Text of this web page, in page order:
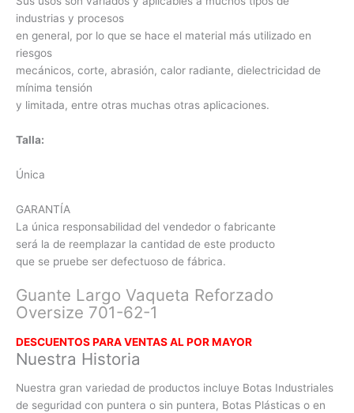
industrias y procesos
en general, por lo que se hace el material más utilizado en
riesgos
mecánicos, corte, abrasión, calor radiante, dielectricidad de
mínima tensión
y limitada, entre otras muchas otras aplicaciones.
Talla:
Única
GARANTÍA
La única responsabilidad del vendedor o fabricante
será la de reemplazar la cantidad de este producto
que se pruebe ser defectuoso de fábrica.
Guante Largo Vaqueta Reforzado
Oversize 701-62-1
DESCUENTOS PARA VENTAS AL POR MAYOR
Nuestra Historia
Nuestra gran variedad de productos incluye Botas Industriales
de seguridad con puntera o sin puntera, Botas Plásticas o en